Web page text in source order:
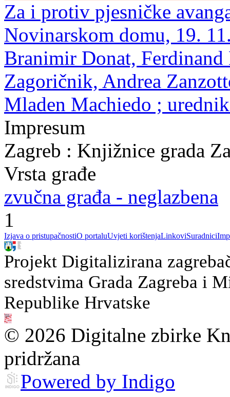
Za i protiv pjesničke
Novinarskom domu, 19.
Branimir Donat,
Zagoričnik, Andrea
Mladen Machiedo ;
Impresum
Zagreb : Knjižnice grada
Vrsta građe
zvučna građa - neglazbena
1
Izjava o pristupačnostiO portaluUvjeti korištenjaLinkoviSuradnici
Projekt Digitalizirana
sredstvima Grada Zagreba i
Republike Hrvatske
© 2026 Digitalne zbirke
pridržana
Powered by Indigo